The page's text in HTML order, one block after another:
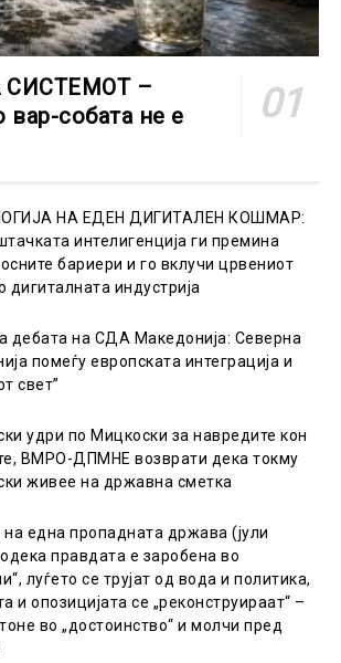
–
вар-собата не е
НА ЕДЕН ДИГИТАЛЕН КОШМАР:
интелигенција ги премина
бариери и го вклучи црвениот
дигиталната индустрија
дебата на СДА Македонија: Северна
помеѓу европската интеграција и
свет”
удри по Мицкоски за навредите кон
ВМРО-ДПМНЕ возврати дека токму
живее на државна сметка
една пропадната држава (јули
правдата е заробена во
луѓето се трујат од вода и политика,
и опозицијата се „реконструираат“ –
во „достоинство“ и молчи пред